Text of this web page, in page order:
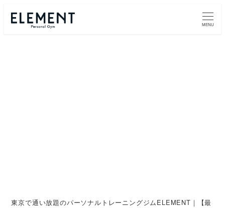
メ
イ
MENU
東京で通い放題のパーソナルトレーニングジムELEMENT｜【最